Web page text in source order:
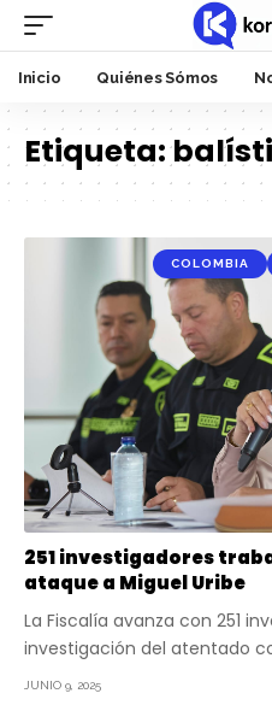
Inicio Quiénes Sómos
Etiqueta:
COLOMBIA
251 investigadores
ataque a Miguel Uribe
La Fiscalía avanza con 251
investigación del atentado
JUNIO 9, 2025